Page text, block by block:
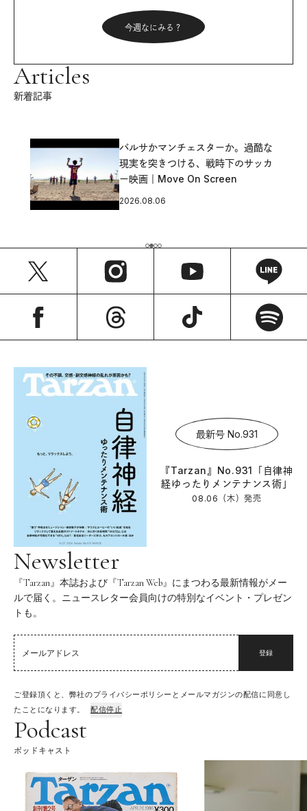
今週なにみる？
Articles
新着記事
バルサかマンチェスターか。過酷な
現実を突きつける、戦時下のサッカ
ー映画｜Move On Screen
2026.08.06
最新号 No.931
『Tarzan』No.931「自律神
経ゆったりメンテナンス術」
08.06（木）発売
Newsletter
『Tarzan』本誌および『Tarzan Web』にまつわる最新情報がメー
ルで届く。ニュースレター会員向けの特別なイベント・プレゼン
トも。
登録
ご登録頂くと、弊社のプライバシーポリシーとメールマガジンの配信に同意し
たことになります。
配信停止
Podcast
ポッドキャスト